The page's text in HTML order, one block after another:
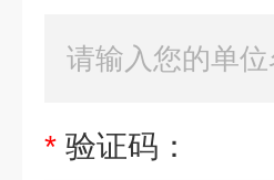
* 验证码：